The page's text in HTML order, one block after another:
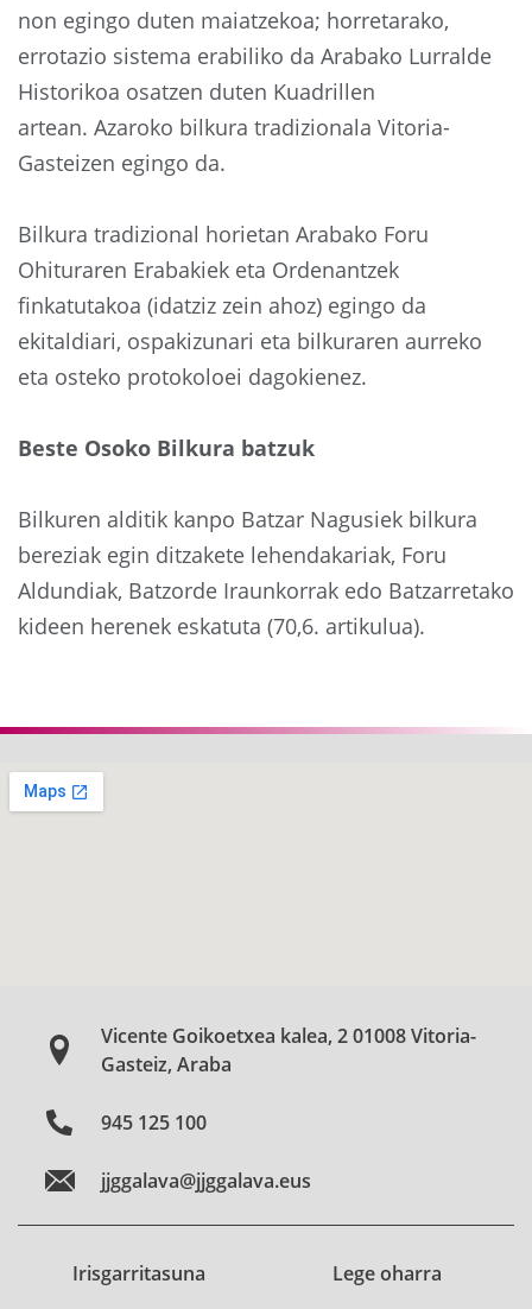
non egingo duten maiatzekoa; horretarako,
errotazio sistema erabiliko da Arabako Lurralde
Historikoa osatzen duten Kuadrillen
artean. Azaroko bilkura tradizionala Vitoria-
Gasteizen egingo da.
Bilkura tradizional horietan Arabako Foru
Ohituraren Erabakiek eta Ordenantzek
finkatutakoa (idatziz zein ahoz) egingo da
ekitaldiari, ospakizunari eta bilkuraren aurreko
eta osteko protokoloei dagokienez.
Beste Osoko Bilkura batzuk
Bilkuren alditik kanpo Batzar Nagusiek bilkura
bereziak egin ditzakete lehendakariak, Foru
Aldundiak, Batzorde Iraunkorrak edo Batzarretako
kideen herenek eskatuta (70,6. artikulua).
Vicente Goikoetxea kalea, 2 01008 Vitoria-
Gasteiz, Araba
945 125 100
jjggalava@jjggalava.eus
Irisgarritasuna Lege oharra